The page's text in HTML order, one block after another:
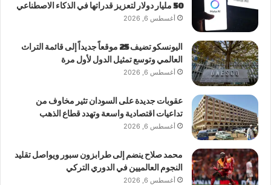
50 مليار دولار لتعزيز قدراتها في الذكاء الاصطناعي
أغسطس 6, 2026
اليونسكو تضيف 25 موقعاً جديداً إلى قائمة التراث
العالمي وتوسع تمثيل الدول لأول مرة
أغسطس 6, 2026
عقوبات جديدة على السودان تثير مخاوف من
تداعيات اقتصادية واسعة وتهدد قطاع الذهب
أغسطس 6, 2026
محمد صلاح ينضم إلى طرابزون سبور ويواصل تقليد
النجوم العالميين في الدوري التركي
أغسطس 6, 2026